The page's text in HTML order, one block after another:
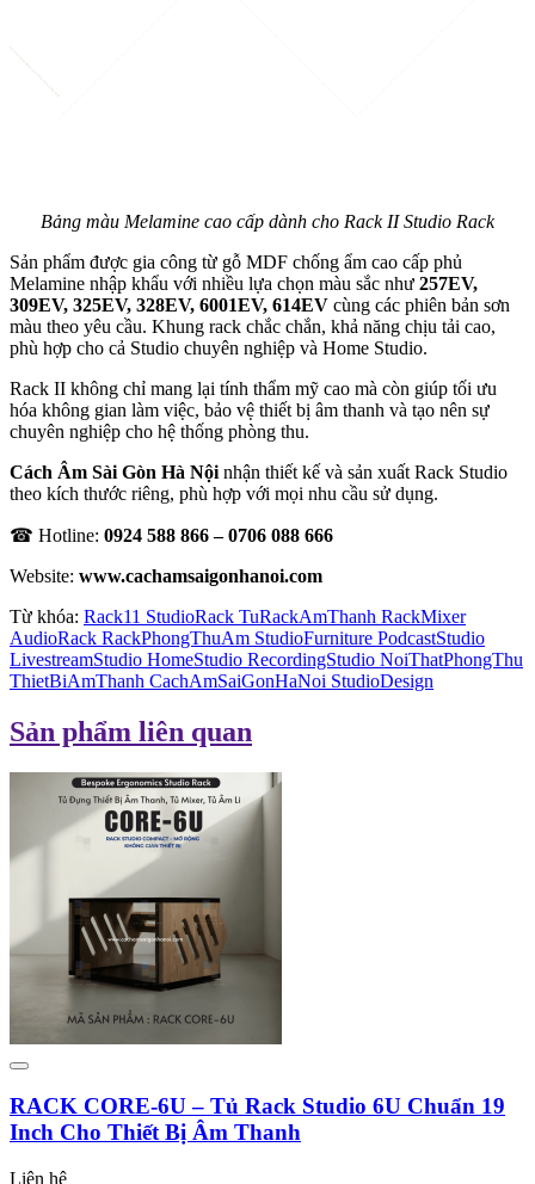
Bảng màu Melamine cao cấp dành cho Rack II Studio Rack
Sản phẩm được gia công từ gỗ MDF chống ẩm cao cấp phủ
Melamine nhập khẩu với nhiều lựa chọn màu sắc như 257EV,
309EV, 325EV, 328EV, 6001EV, 614EV cùng các phiên bản sơn
màu theo yêu cầu. Khung rack chắc chắn, khả năng chịu tải cao,
phù hợp cho cả Studio chuyên nghiệp và Home Studio.
Rack II không chỉ mang lại tính thẩm mỹ cao mà còn giúp tối ưu
hóa không gian làm việc, bảo vệ thiết bị âm thanh và tạo nên sự
chuyên nghiệp cho hệ thống phòng thu.
Cách Âm Sài Gòn Hà Nội nhận thiết kế và sản xuất Rack Studio
theo kích thước riêng, phù hợp với mọi nhu cầu sử dụng.
☎ Hotline: 0924 588 866 – 0706 088 666
Website: www.cachamsaigonhanoi.com
Từ khóa: Rack11 StudioRack TuRackAmThanh RackMixer
AudioRack RackPhongThuAm StudioFurniture PodcastStudio
LivestreamStudio HomeStudio RecordingStudio NoiThatPhongThu
ThietBiAmThanh CachAmSaiGonHaNoi StudioDesign
Sản phẩm liên quan
RACK CORE-6U – Tủ Rack Studio 6U Chuẩn 19
Inch Cho Thiết Bị Âm Thanh
Liên hệ